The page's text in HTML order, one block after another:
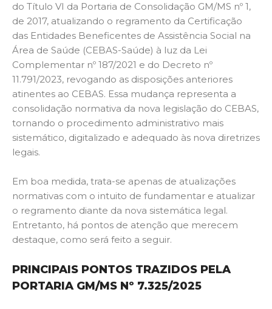
do Título VI da Portaria de Consolidação GM/MS nº 1,
de 2017, atualizando o regramento da Certificação
das Entidades Beneficentes de Assistência Social na
Área de Saúde (CEBAS-Saúde) à luz da Lei
Complementar nº 187/2021 e do Decreto nº
11.791/2023, revogando as disposições anteriores
atinentes ao CEBAS. Essa mudança representa a
consolidação normativa da nova legislação do CEBAS,
tornando o procedimento administrativo mais
sistemático, digitalizado e adequado às nova diretrizes
legais.
Em boa medida, trata-se apenas de atualizações
normativas com o intuito de fundamentar e atualizar
o regramento diante da nova sistemática legal.
Entretanto, há pontos de atenção que merecem
destaque, como será feito a seguir.
PRINCIPAIS PONTOS TRAZIDOS PELA
PORTARIA GM/MS Nº 7.325/2025